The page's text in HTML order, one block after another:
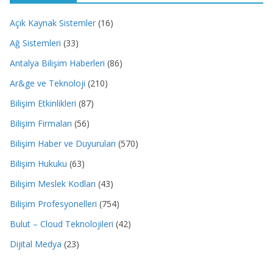
Açık Kaynak Sistemler (16)
Ağ Sistemleri (33)
Antalya Bilişim Haberleri (86)
Ar&ge ve Teknoloji (210)
Bilişim Etkinlikleri (87)
Bilişim Firmaları (56)
Bilişim Haber ve Duyuruları (570)
Bilişim Hukuku (63)
Bilişim Meslek Kodları (43)
Bilişim Profesyonelleri (754)
Bulut – Cloud Teknolojileri (42)
Dijital Medya (23)